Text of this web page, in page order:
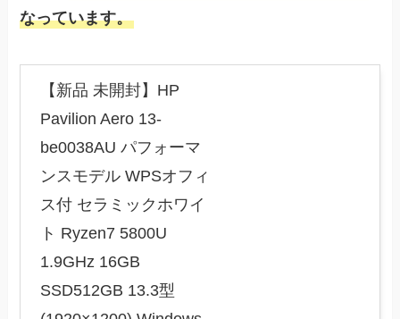
なっています。
【新品 未開封】HP
Pavilion Aero 13-
be0038AU パフォーマ
ンスモデル WPSオフィ
ス付 セラミックホワイ
ト Ryzen7 5800U
1.9GHz 16GB
SSD512GB 13.3型